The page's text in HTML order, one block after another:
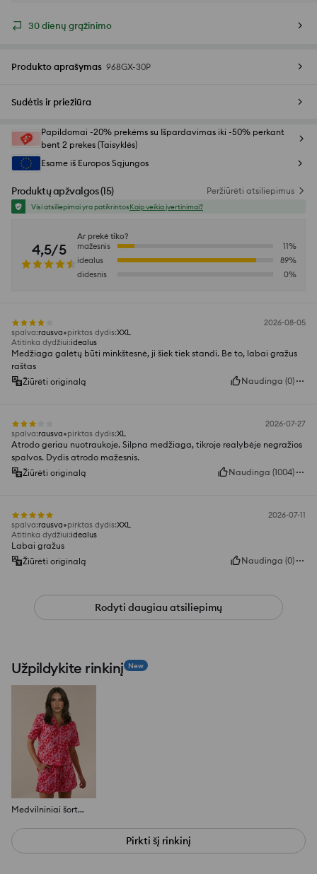
30 dienų grąžinimo
Produkto aprašymas 968GX-30P
Sudėtis ir priežiūra
Papildomai -20% prekėms su Išpardavimas iki -50% perkant
bent 2 prekes (Taisyklės)
Esame iš Europos Sąjungos
Produktų apžvalgos(15) Peržiūrėti atsiliepimus
Visi atsiliepimai yra patikrintosKaip veikia įvertinimai?
4,5/5
Ar prekė tiko?
mažesnis
11%
idealus
89%
didesnis
0%
2026-08-05
spalva:rausva pirktas dydis:XXL
Atitinka dydžiui:idealus
Medžiaga galėtų būti minkštesnė, ji šiek tiek standi. Be to, labai gražus
raštas
Žiūrėti originalą
Naudinga (0)
2026-07-27
spalva:rausva pirktas dydis:XL
Atrodo geriau nuotraukoje. Silpna medžiaga, tikroje realybėje negražios
spalvos. Dydis atrodo mažesnis.
Žiūrėti originalą
Naudinga (1004)
2026-07-11
spalva:rausva pirktas dydis:XXL
Atitinka dydžiui:idealus
Labai gražus
Žiūrėti originalą
Naudinga (0)
Rodyti daugiau atsiliepimų
Užpildykite rinkinį New
Medvilniniai šortai su kriauklių motyvu
Pirkti šį rinkinį